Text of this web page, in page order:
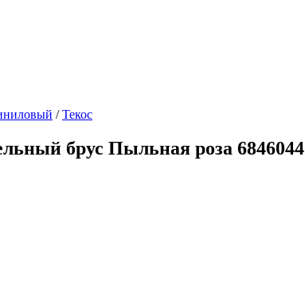
/ Текос
брус Пыльная роза 6846044